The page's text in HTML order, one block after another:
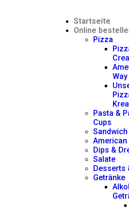
Startseite
Online
Pizza
Way
Pasta &
Cups
Sandwich
American
Dips &
Salate
Desserts
Getränke